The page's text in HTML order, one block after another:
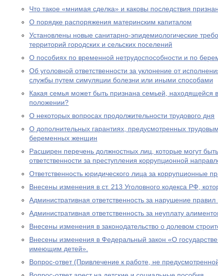
Что такое «мнимая сделка» и каковы последствия
О порядке распоряжения материнским капиталом
Установлены новые санитарно-эпидемиологические
территорий городских и сельских поселений
О пособиях по временной нетрудоспособности и по
Об уголовной ответственности за уклонение от
службы путем симуляции болезни или иными способами
Какая семья может быть признана семьей, находящейся
положении?
О некоторых вопросах продолжительности трудового дня
О дополнительных гарантиях, предусмотренных
беременных женщин
Расширен перечень должностных лиц, которые могут
ответственности за преступления коррупционной
Ответственность юридического лица за коррупционные
Внесены изменения в ст. 213 Уголовного кодекса РФ,
Административная ответственность за нарушение
Административная ответственность за неуплату
Внесены изменения в законодательство о долевом
Внесены изменения в Федеральный закон «О
имеющим детей».
Вопрос-ответ (Привлечение к работе, не